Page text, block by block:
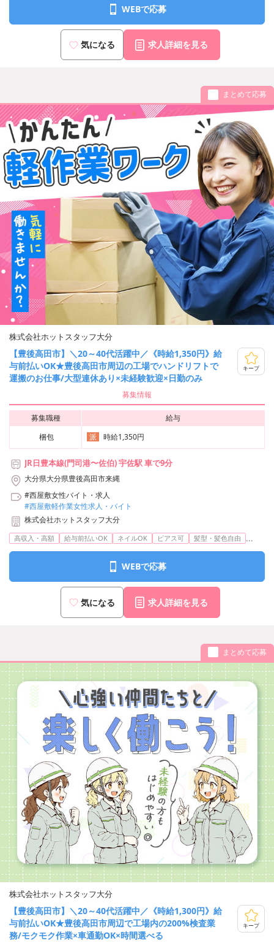
WEBで応募
気になる 求人詳細を見る
まとめて応募
株式会社ホットスタッフ大分
【豊後高田市】＼20～40代活躍中／《時給1,350円》給
与前払いOK★豊後高田市周辺の工場でハンドリフトで
運搬のお仕事/大型連休あり×未経験歓迎×日勤のみ
キープ
募集情報
募集職種
給与
梱包
派 時給1,350円
JR日豊本線(門司港〜佐伯) 宇佐駅 車で9分
大分県大分県豊後高田市来縄
#西屋敷女性バイト・求人
#西屋敷軽作業女性求人・バイト
株式会社ホットスタッフ大分
高収入・高額 給与前払いOK ネイルOK ピアス可 髪型・髪色自由 ...
WEBで応募
気になる 求人詳細を見る
まとめて応募
株式会社ホットスタッフ大分
【豊後高田市】＼20～40代活躍中／《時給1,300円》給
与前払いOK★豊後高田市周辺で工場内の200%検査業
務/モクモク作業×車通勤OK×時間選べる
キープ